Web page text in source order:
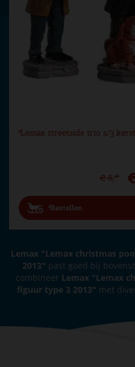
Lemax streetside trio s/3
€ 8,49
Bestellen
Lemax "Lemax christmas
2013" past goed bij
combineer Lemax "Lemax
figuur type 3 2013" met